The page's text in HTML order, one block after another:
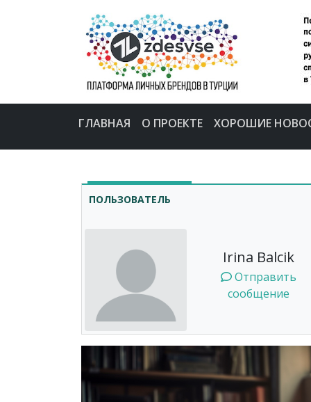
ГЛАВНАЯ О ПРОЕКТЕ ХОРОШИЕ
ПОЛЬЗОВАТЕЛЬ
Irina Balcik
Отправить
сообщение